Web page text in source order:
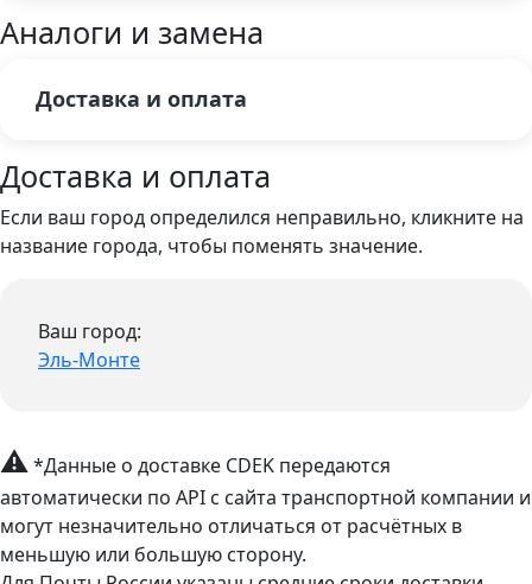
Аналоги и замена
Доставка и оплата
Доставка и оплата
Если ваш город определился неправильно, кликните на
название города, чтобы поменять значение.
Ваш город:
Эль-Монте
⚠*Данные о доставке CDEK передаются
автоматически по API с сайта транспортной компании и
могут незначительно отличаться от расчётных в
меньшую или большую сторону.